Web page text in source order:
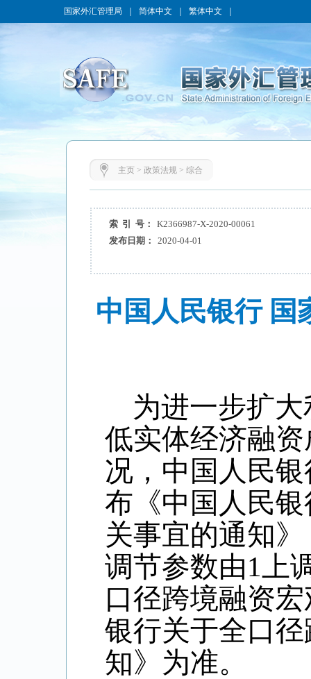
国家外汇管理局 简体中文 繁体中文
主页> 政策法规> 综合
索 引 号：
K2366987-X-2020-00061
发布日期：
2020-04-01
中国人民银行 国
为进一步扩
低实体经济融
况，中国人民
布《中国人民
关事宜的通知
调节参数由1 上
口径跨境融资
银行关于全口
知》为准。